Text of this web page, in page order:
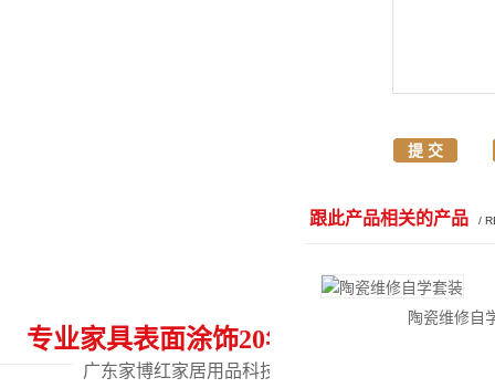
跟此产品相关的产品 /
陶瓷维修自
专业家具表面涂饰20年
广东家博红家居用品科技有限公司